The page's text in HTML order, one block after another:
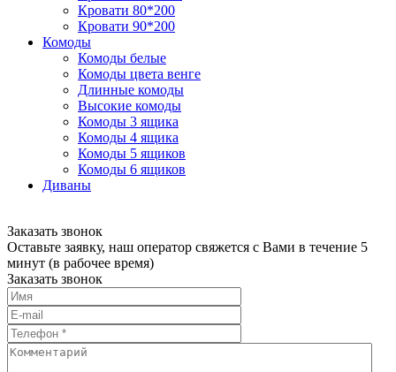
Кровати 80*200
Кровати 90*200
Комоды
Комоды белые
Комоды цвета венге
Длинные комоды
Высокие комоды
Комоды 3 ящика
Комоды 4 ящика
Комоды 5 ящиков
Комоды 6 ящиков
Диваны
Заказать звонок
Оставьте заявку, наш оператор свяжется с Вами в течение 5
минут (в рабочее время)
Заказать звонок